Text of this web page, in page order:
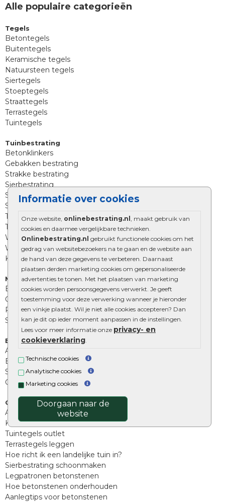
Informatie over cookies
Onze website, onlinebestrating.nl , maakt gebruik van
cookies en daarmee vergelijkbare technieken.
Onlinebestrating.nl gebruikt functionele cookies om het
gedrag van websitebezoekers na te gaan en de website aan
de hand van deze gegevens te verbeteren. Daarnaast
plaatsen derden marketing cookies om gepersonaliseerde
advertenties te tonen. Met het plaatsen van marketing
cookies worden persoonsgegevens verwerkt. Je geeft
toestemming voor deze verwerking wanneer je hieronder
een vinkje plaatst. Wil je niet alle cookies accepteren? Dan
kan je dit op ieder moment aanpassen in de instellingen.
Lees voor meer informatie onze privacy- en
cookieverklaring.
Technische cookies
Analytische cookies
Marketing cookies
Doorgaan naar de
website
Alle populaire categorieën
Tegels
Betontegels
Buitentegels
Keramische tegels
Natuursteen tegels
Siertegels
Stoeptegels
Straattegels
Terrastegels
Tuintegels
Tuinbestrating
Betonklinkers
Gebakken bestrating
Strakke bestrating
Sierbestrating
Straatklinkers
Straatstenen
Trommelstenen
Tuinstenen
Waalformaat
Wildverband bestrating
Kingstones
Muurelementen
Betonbielzen
Opsluitbanden
Palissades
Stapelblokken
Extra benodigdheden
Afwatering en diversen
Beplantings en betonelementen
Split, grind en zand
Oprit tegels
Overig
Aanbiedingen
Kunstgras
Tuintegels outlet
Terrastegels leggen
Hoe richt ik een landelijke tuin in?
Sierbestrating schoonmaken
Legpatronen betonstenen
Hoe betonstenen onderhouden
Aanlegtips voor betonstenen